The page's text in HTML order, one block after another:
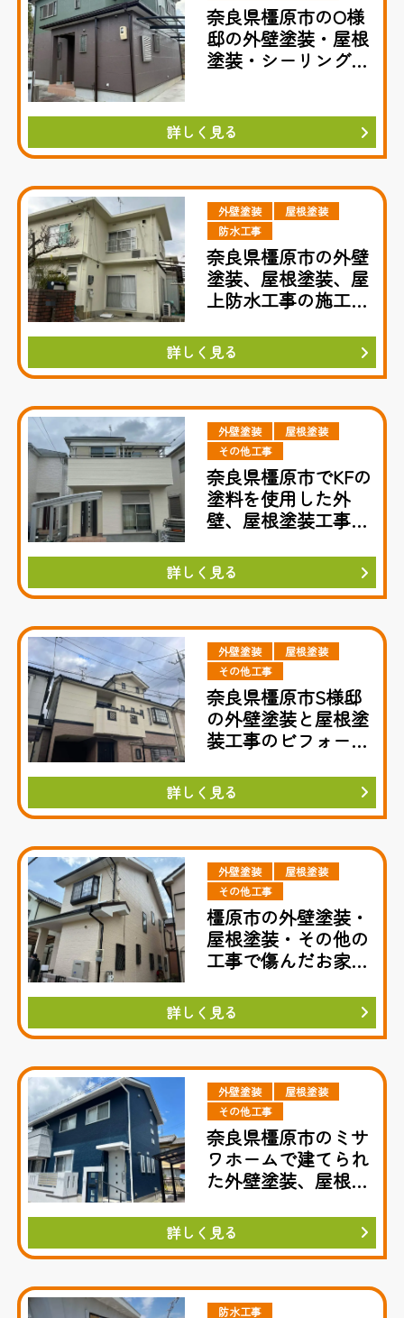
奈良県橿原市のO様
邸の外壁塗装・屋根
塗装・シーリング施
詳しく見る
外壁塗装
屋根塗装
防水工事
奈良県橿原市の外壁
塗装、屋根塗装、屋
上防水工事の施工事
詳しく見る
外壁塗装
屋根塗装
その他工事
奈良県橿原市でKFの
塗料を使用した外
壁、屋根塗装工事の
詳しく見る
外壁塗装
屋根塗装
その他工事
奈良県橿原市S様邸
の外壁塗装と屋根塗
装工事のビフォーア
詳しく見る
外壁塗装
屋根塗装
その他工事
橿原市の外壁塗装・
屋根塗装・その他の
工事で傷んだお家が
詳しく見る
外壁塗装
屋根塗装
その他工事
奈良県橿原市のミサ
ワホームで建てられ
た外壁塗装、屋根塗
詳しく見る
防水工事